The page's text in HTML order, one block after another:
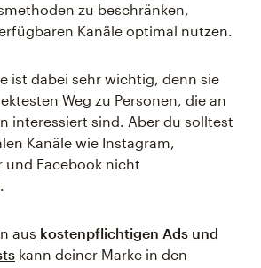
zu beschränken,
Kanäle optimal nutzen.
ist dabei sehr wichtig, denn sie
Weg zu Personen, die an
interessiert sind. Aber du solltest
Kanäle wie Instagram,
und Facebook nicht
aus kostenpflichtigen Ads und
kann deiner Marke in den